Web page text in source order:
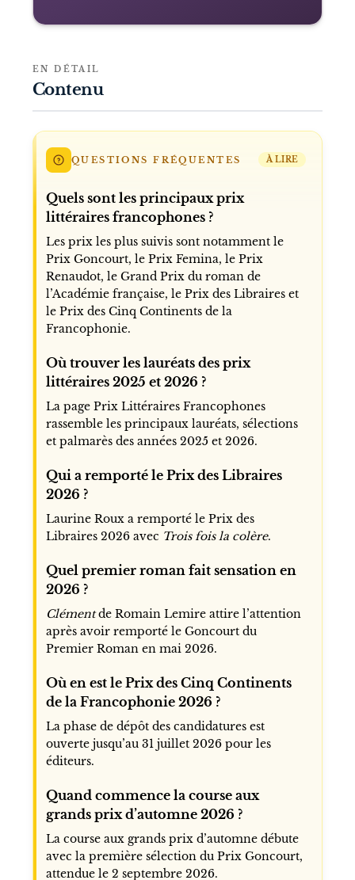
EN DÉTAIL
Contenu
QUESTIONS FRÉQUENTES À LIRE
Quels sont les principaux prix
littéraires francophones ?
Les prix les plus suivis sont notamment le
Prix Goncourt, le Prix Femina, le Prix
Renaudot, le Grand Prix du roman de
l’Académie française, le Prix des Libraires et
le Prix des Cinq Continents de la
Francophonie.
Où trouver les lauréats des prix
littéraires 2025 et 2026 ?
La page Prix Littéraires Francophones
rassemble les principaux lauréats, sélections
et palmarès des années 2025 et 2026.
Qui a remporté le Prix des Libraires
2026 ?
Laurine Roux a remporté le Prix des
Libraires 2026 avec Trois fois la colère.
Quel premier roman fait sensation en
2026 ?
Clémentde Romain Lemire attire l’attention
après avoir remporté le Goncourt du
Premier Roman en mai 2026.
Où en est le Prix des Cinq Continents
de la Francophonie 2026 ?
La phase de dépôt des candidatures est
ouverte jusqu’au 31 juillet 2026 pour les
éditeurs.
Quand commence la course aux
grands prix d’automne 2026 ?
La course aux grands prix d’automne débute
avec la première sélection du Prix Goncourt,
attendue le 2 septembre 2026.